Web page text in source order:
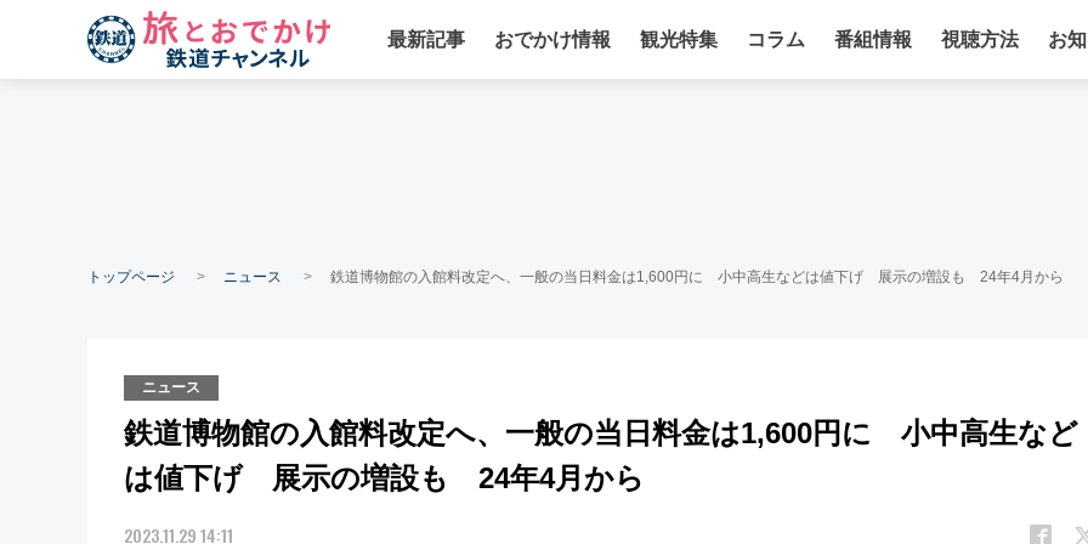
最新記事 おでかけ情報 観光特集 コラム 番組情報 視聴方法 お
トップページ ニュース 鉄道博物館の入館料改定へ、一般の当日料金は1,600円に 小中高生などは値下げ 展示の増設も 24年4月から
ニュース
鉄道博物館の入館料改定へ、一般の当日料金は1,600円に 小中高生など
は値下げ 展示の増設も 24年4月から
2023.11.29 14:11